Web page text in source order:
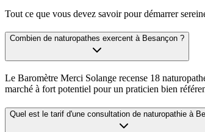
Tout ce que vous devez savoir pour démarrer
Combien de naturopathes exercent à Besançon ?
Le Baromètre Merci Solange recense 18
marché à fort potentiel pour un praticien bien
Quel est le tarif d'une consultation de naturopathie à